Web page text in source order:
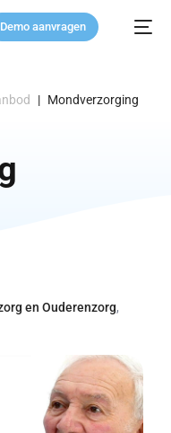
Demo aanvragen
| Mondverzorging
en Ouderenzorg,